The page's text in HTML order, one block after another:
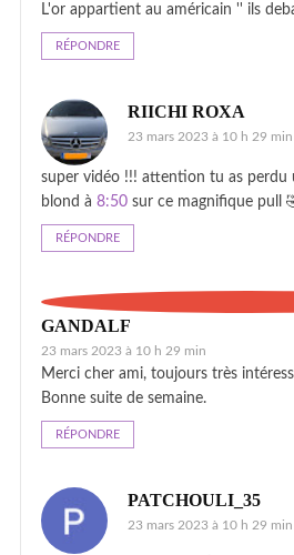
L'or appartient au américain '' ils
RÉPONDRE
RIICHI ROXA
23 mars 2023 à 10 h 29 min
super vidéo !!! attention tu as perdu
blond à 8:50 sur ce magnifique pull
RÉPONDRE
GANDALF
23 mars 2023 à 10 h 29 min
Merci cher ami, toujours très
Bonne suite de semaine.
RÉPONDRE
PATCHOULI_35
23 mars 2023 à 10 h 29 min